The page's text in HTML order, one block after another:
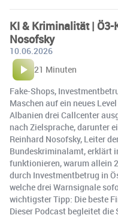
KI & Kriminalität |
Nosofsky
10.06.2026
21 Minuten
Fake-Shops,
Maschen auf ein neues
Albanien drei Callcenter
nach Zielsprache, darunter
Reinhard Nosofsky, Leiter
Bundeskriminalamt, erklärt
funktionieren, warum allein
durch Investmentbetrug in
welche drei Warnsignale
wichtigster Tipp: Die beste
Dieser Podcast begleitet die